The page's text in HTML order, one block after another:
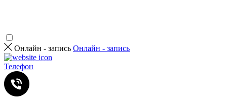
Онлайн - запись Онлайн - запись
Телефон